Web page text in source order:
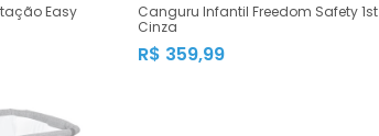
Easy
Canguru Infantil Freedom Safety 1st
Cinza
R$ 359,99